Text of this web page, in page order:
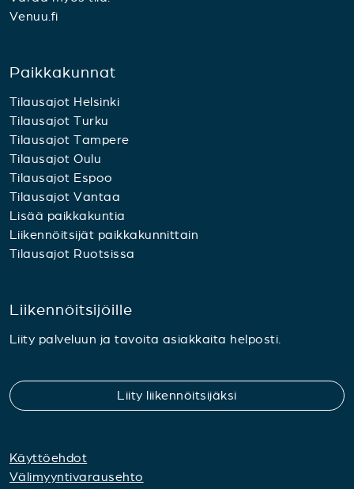
Venuu.fi
Paikkakunnat
Tilausajot Helsinki
Tilausajot Turku
Tilausajot Tampere
Tilausajot Oulu
Tilausajot Espoo
Tilausajot Vantaa
Lisää paikkakuntia
Liikennöitsijät paikkakunnittain
Tilausajot Ruotsissa
Liikennöitsijöille
Liity palveluun ja tavoita asiakkaita helposti.
Liity liikennöitsijäksi
Käyttöehdot
Välimyyntivarausehto